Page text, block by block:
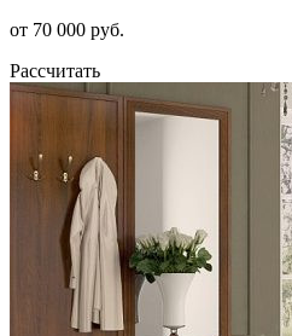
от 70 000 руб.
Рассчитать